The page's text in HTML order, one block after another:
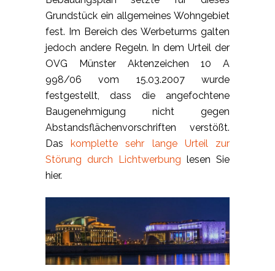
Grundstück ein allgemeines Wohngebiet
fest. Im Bereich des Werbeturms galten
jedoch andere Regeln. In dem Urteil der
OVG Münster Aktenzeichen 10 A
998/06 vom 15.03.2007 wurde
festgestellt, dass die angefochtene
Baugenehmigung nicht gegen
Abstandsflächenvorschriften verstößt.
Daskomplette sehr lange Urteil zur
Störung durch Lichtwerbung lesen Sie
hier.